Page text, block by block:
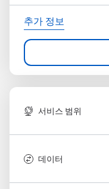
추가 정보
서비스 범위
데이터